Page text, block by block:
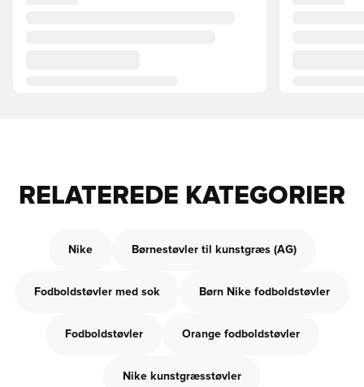
RELATEREDE KATEGORIER
Nike Børnestøvler til kunstgræs (AG)
Fodboldstøvler med sok Børn Nike fodboldstøvler
Fodboldstøvler Orange fodboldstøvler
Nike kunstgræsstøvler